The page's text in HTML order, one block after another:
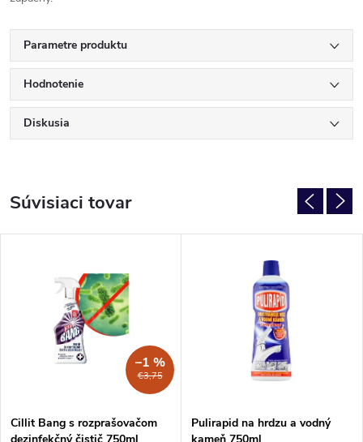
Parametre produktu
Hodnotenie
Diskusia
Súvisiaci tovar
€3,75
–1 %
Cillit Bang s rozprašovačom
Pulirapid na hrdzu a vodný